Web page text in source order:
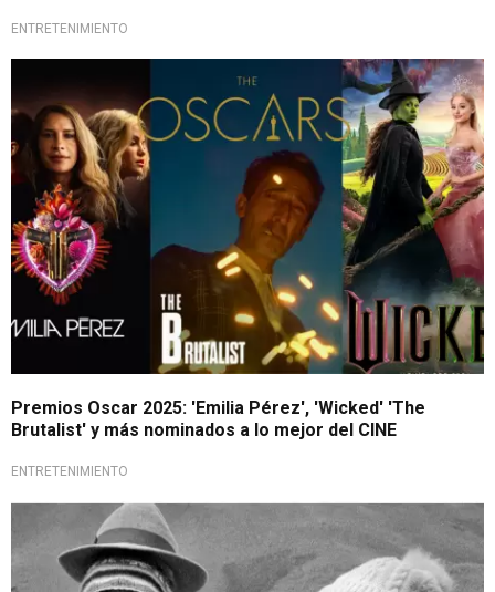
ENTRETENIMIENTO
Premios Oscar 2025: 'Emilia Pérez', 'Wicked' 'The
Brutalist' y más nominados a lo mejor del CINE
ENTRETENIMIENTO
¡Orgullo peruano!